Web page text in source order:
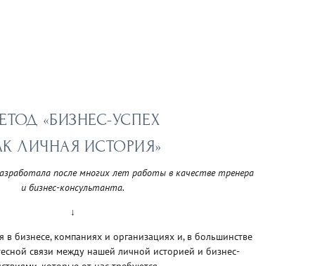
«БИЗНЕС-УСПЕХ
ЛИЧНАЯ ИСТОРИЯ»
после многих лет работы в качестве тренера
и бизнес-консультанта.
↓
бизнесе, компаниях и организациях и, в большинстве
связи между нашей личной историей и бизнес-